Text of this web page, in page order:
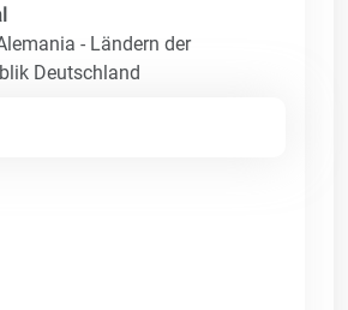
- Ländern der
Deutschland